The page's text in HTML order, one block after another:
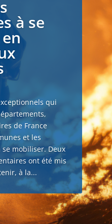
à se
qui
de France
et les
mobiliser. Deux
ont été mis
à la...